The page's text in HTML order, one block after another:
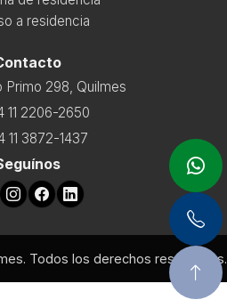
a residencia
Primo 298, Quilmes
11 2206-2650
11 3872-1437
Todos los derechos reservados.